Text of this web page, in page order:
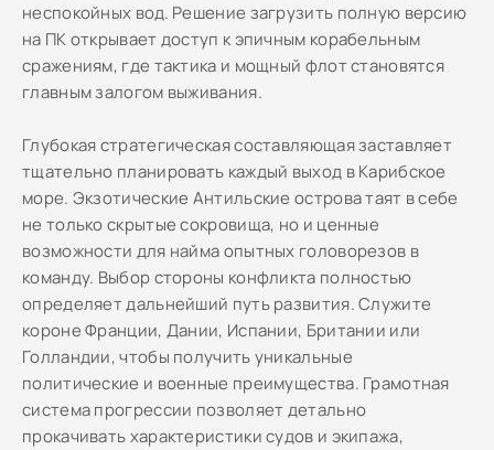
неспокойных вод. Решение загрузить полную версию
на ПК открывает доступ к эпичным корабельным
сражениям, где тактика и мощный флот становятся
главным залогом выживания.
Глубокая стратегическая составляющая заставляет
тщательно планировать каждый выход в Карибское
море. Экзотические Антильские острова таят в себе
не только скрытые сокровища, но и ценные
возможности для найма опытных головорезов в
команду. Выбор стороны конфликта полностью
определяет дальнейший путь развития. Служите
короне Франции, Дании, Испании, Британии или
Голландии, чтобы получить уникальные
политические и военные преимущества. Грамотная
система прогрессии позволяет детально
прокачивать характеристики судов и экипажа,